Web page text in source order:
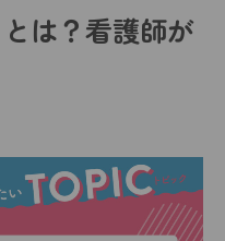
は？看護師が